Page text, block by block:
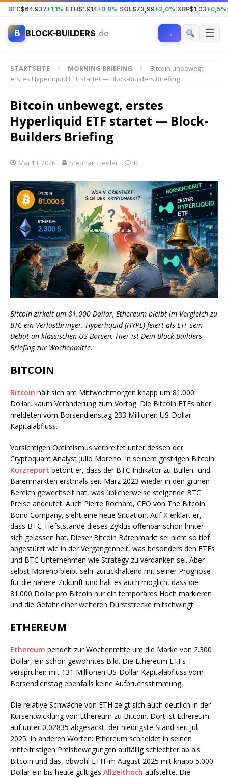
BTC$64.937+1,1% ETH$1.914+0,8% SOL$73,99+2,0% XRP$1,03+0,5%
B BLOCK-BUILDERS .de → ☰
STARTSEITE MORNING BRIEFING
Bitcoin unbewegt,
erstes Hyperliquid ETF startet — Block-Builders Briefing
Bitcoin unbewegt, erstes
Hyperliquid ETF startet — Block-
Builders Briefing
Mai 13, 2026 Stephan Fiedler 0
Bitcoin zirkelt um 81.000 Dollar, Ethereum bleibt im Vergleich zu
BTC ein Verlustbringer. Hyperliquid (HYPE) feiert als ETF sein
Debüt an klassischen US-Börsen. Hier ist Dein Block-Builders
Briefing zur Wochenmitte.
BITCOIN
Bitcoin hält sich am Mittwochmorgen knapp um 81.000
Dollar, kaum Veränderung zum Vortag. Die Bitcoin ETFs aber
meldeten vom Börsendienstag 233 Millionen US-Dollar
Kapitalabfluss.
Vorsichtigen Optimismus verbreitet unter dessen der
Cryptoquant Analyst Julio Moreno. In seinem gestrigen Bitcoin
Kurzreport betont er, dass der BTC Indikator zu Bullen- und
Bärenmärkten erstmals seit März 2023 wieder in den grünen
Bereich gewechselt hat, was üblicherweise steigende BTC
Preise andeutet. Auch Pierre Rochard, CEO von The Bitcoin
Bond Company, sieht eine neue Situation. AufX erklärt er,
dass BTC Tiefststände dieses Zyklus offenbar schon hinter
sich gelassen hat. Dieser Bitcoin Bärenmarkt sei nicht so tief
abgestürzt wie in der Vergangenheit, was besonders den ETFs
und BTC Unternehmen wie Strategy zu verdanken sei. Aber
selbst Moreno bleibt sehr zurückhaltend mit seiner Prognose
für die nähere Zukunft und hält es auch möglich, dass die
81.000 Dollar pro Bitcoin nur ein temporäres Hoch markieren
und die Gefahr einer weiteren Durststrecke mitschwingt.
ETHEREUM
Ethereum pendelt zur Wochenmitte um die Marke von 2.300
Dollar, ein schon gewohntes Bild. Die Ethereum ETFs
versprühen mit 131 Millionen US-Dollar Kapitalabfluss vom
Börsendienstag ebenfalls keine Aufbruchsstimmung.
Die relative Schwäche von ETH zeigt sich auch deutlich in der
Kursentwicklung von Ethereum zu Bitcoin. Dort ist Ethereum
auf unter 0,02835 abgesackt, der niedrigste Stand seit Juli
2025. In anderen Worten: Ethereum schneidet in seinen
mittelfristigen Preisbewegungen auffällig schlechter ab als
Bitcoin und das, obwohl ETH im August 2025 mit knapp 5.000
Dollar ein bis heute gültiges Allzeithoch aufstellte. Die